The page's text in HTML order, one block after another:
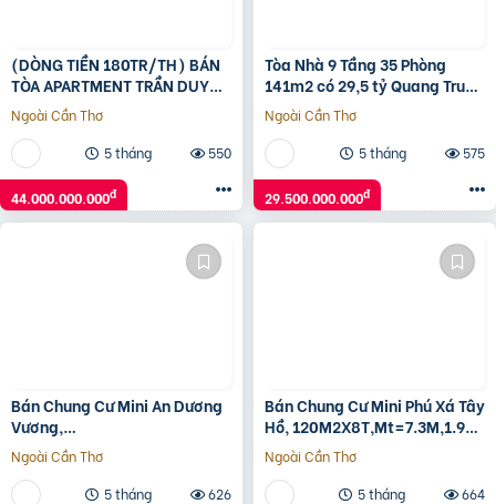
(DÒNG TIỀN 180TR/TH) BÁN
TÒA APARTMENT TRẦN DUY
HƯNG – 158M² x 8T – MT 8M –
GIÁ 44 TỶ
Ngoài Cần Thơ
5 tháng
550
44.000.000.000đ
Tòa Nhà 9 Tầng 35 Phòng
141m2 có 29,5 tỷ Quang Trung
Gò Vấp Hồ Chí Minh
Ngoài Cần Thơ
5 tháng
575
29.500.000.000đ
Bán Chung Cư Mini An Dương
Vương,
120M2X8T,Mt=7.3M,1.9
Tỷ/Năm, 20M Ô Tô, 24 Tỷ
Ngoài Cần Thơ
5 tháng
626
Bán Chung Cư Mini Phú Xá Tây
Hồ, 120M2X8T,Mt=7.3M,1.9
Tỷ/Năm, 20M Ô Tô, 24 Tỷ
Ngoài Cần Thơ
5 tháng
664